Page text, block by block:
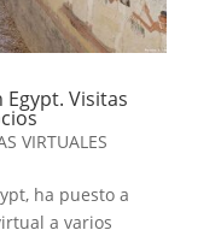
Visitas
VIRTUALES
ha puesto a
a varios